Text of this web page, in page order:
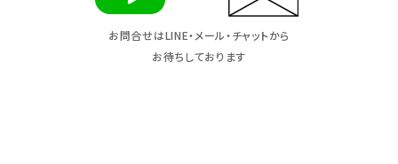
お問合せはLINE・メール・チャットから
お待ちしております